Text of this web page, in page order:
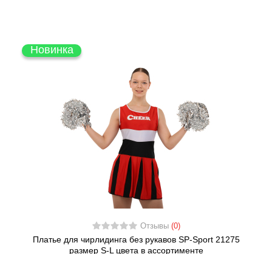
Новинка
Отзывы (0)
Платье для чирлидинга без рукавов SP-Sport 21275
размер S-L цвета в ассортименте